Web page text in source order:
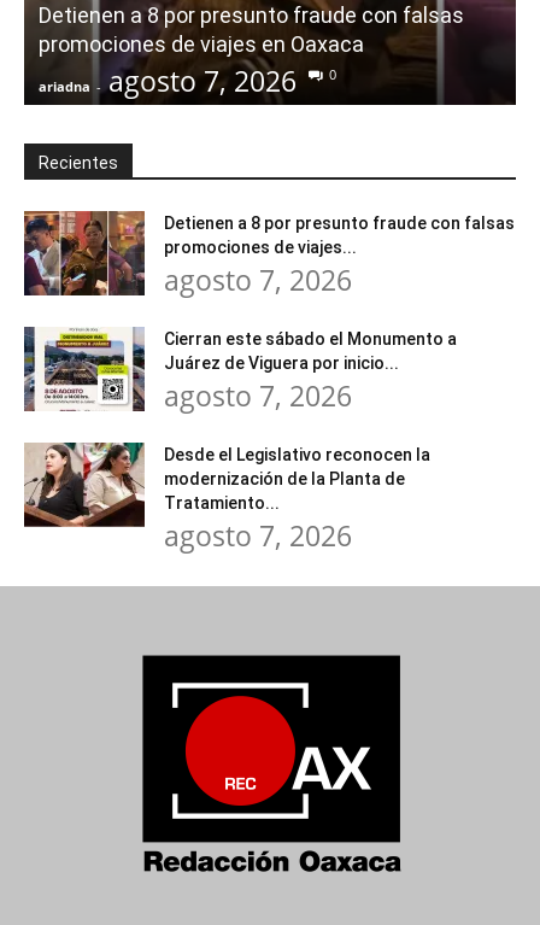
Detienen a 8 por presunto fraude con falsas
promociones de viajes en Oaxaca
ariadna - agosto 7, 2026 0
Recientes
Detienen a 8 por presunto fraude con falsas
promociones de viajes...
agosto 7, 2026
Cierran este sábado el Monumento a
Juárez de Viguera por inicio...
agosto 7, 2026
Desde el Legislativo reconocen la
modernización de la Planta de
Tratamiento...
agosto 7, 2026